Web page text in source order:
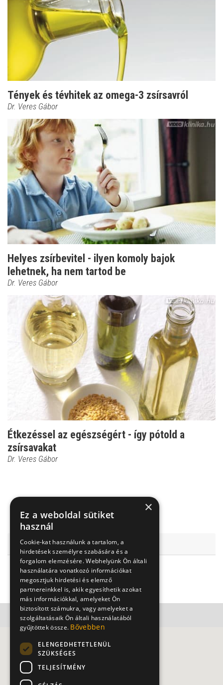
Tények és tévhitek az omega-3 zsírsavról
Dr. Veres Gábor
Helyes zsírbevitel - ilyen komoly bajok
lehetnek, ha nem tartod be
Dr. Veres Gábor
Étkezéssel az egészségért - így pótold a
zsírsavakat
Dr. Veres Gábor
I. sz. Gyermekgyógyászati Klinika
1083 Budapest, Bókay János u. 53.
+363343186
×
Ez a weboldal sütiket
használ
Cookie-kat használunk a tartalom, a
hirdetések személyre szabására és a
forgalom elemzésére. Webhelyünk Ön általi
használatára vonatkozó információkat
megosztjuk hirdetési és elemző
partnereinkkel is, akik egyesíthetik azokat
más információkkal, amelyeket Ön
biztosított számukra, vagy amelyeket a
szolgáltatásaik Ön általi használatából
gyűjtöttek össze. Bővebben
ELENGEDHETETLENÜL
SZÜKSÉGES
TELJESÍTMÉNY